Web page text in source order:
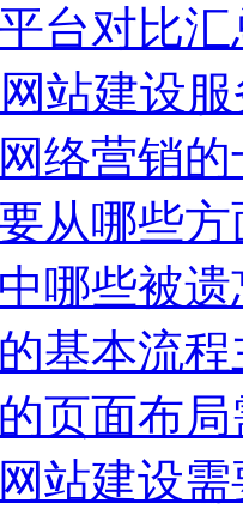
台对比汇
站建设
络营销
从哪些
哪些被
基本流
页面布
站建设